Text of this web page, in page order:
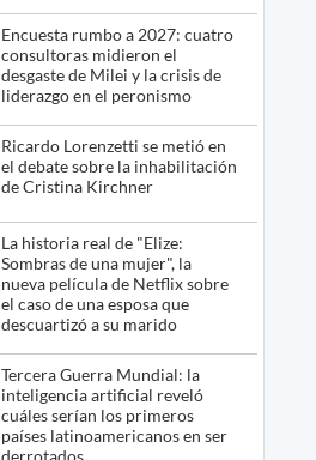
Encuesta rumbo a 2027: cuatro
consultoras midieron el
desgaste de Milei y la crisis de
liderazgo en el peronismo
Ricardo Lorenzetti se metió en
el debate sobre la inhabilitación
de Cristina Kirchner
La historia real de "Elize:
Sombras de una mujer", la
nueva película de Netflix sobre
el caso de una esposa que
descuartizó a su marido
Tercera Guerra Mundial: la
inteligencia artificial reveló
cuáles serían los primeros
países latinoamericanos en ser